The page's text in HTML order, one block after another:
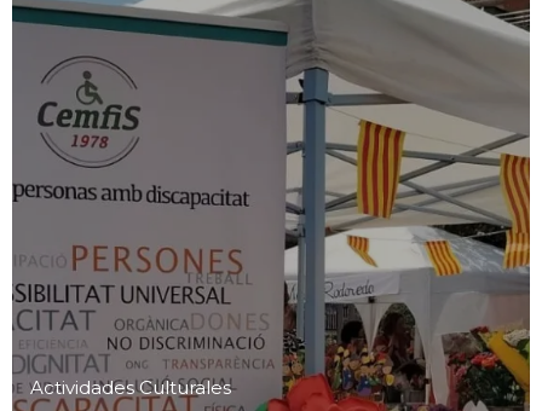
Actividades Culturales